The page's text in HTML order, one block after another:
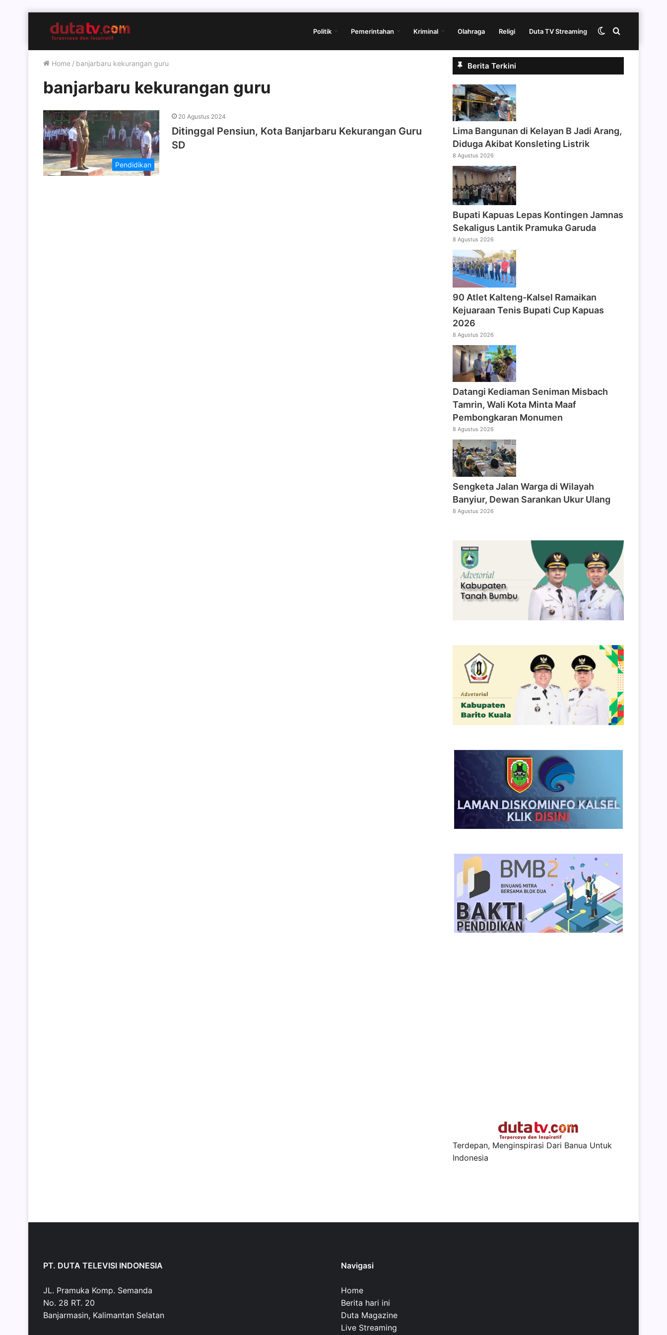
Politik Pemerintahan Kriminal Olahraga Religi Duta TV Streaming Cari
Switch
Home / banjarbaru kekurangan guru
banjarbaru kekurangan guru
Pendidikan
20 Agustus 2024
Ditinggal Pensiun, Kota Banjarbaru Kekurangan Guru
SD
Berita Terkini
Lima Bangunan di Kelayan B Jadi Arang,
Diduga Akibat Konsleting Listrik
8 Agustus 2026
Bupati Kapuas Lepas Kontingen Jamnas
Sekaligus Lantik Pramuka Garuda
8 Agustus 2026
90 Atlet Kalteng-Kalsel Ramaikan
Kejuaraan Tenis Bupati Cup Kapuas
2026
8 Agustus 2026
Datangi Kediaman Seniman Misbach
Tamrin, Wali Kota Minta Maaf
Pembongkaran Monumen
8 Agustus 2026
Sengketa Jalan Warga di Wilayah
Banyiur, Dewan Sarankan Ukur Ulang
8 Agustus 2026
Terdepan, Menginspirasi Dari Banua Untuk
Indonesia
PT. DUTA TELEVISI INDONESIA
JL. Pramuka Komp. Semanda
No. 28 RT. 20
Banjarmasin, Kalimantan Selatan
Navigasi
Home
Berita hari ini
Duta Magazine
Live Streaming